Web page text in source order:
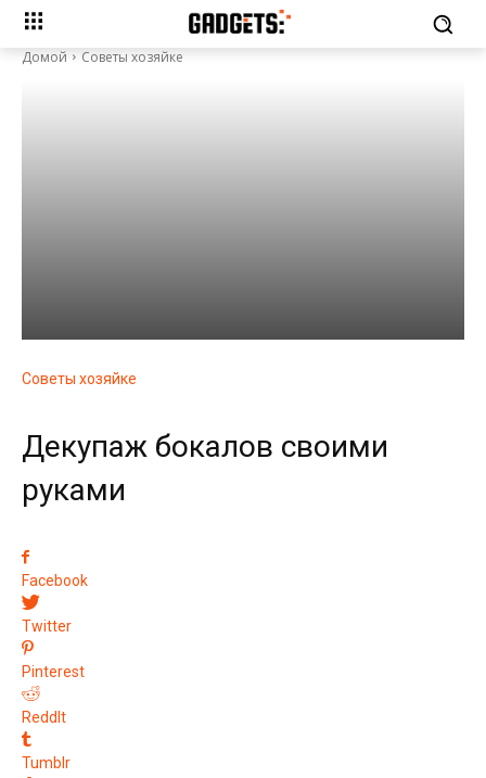
Домой Советы хозяйке
Советы хозяйке
Декупаж бокалов своими
руками
Facebook
Twitter
Pinterest
ReddIt
Tumblr